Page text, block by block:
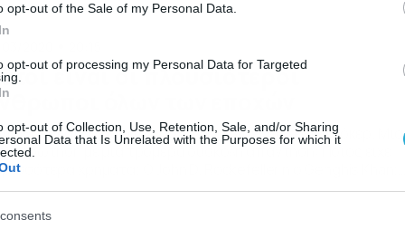
opt-out of the Sale of my Personal Data.
opt-out of processing my Personal Data for Targeted
opt-out of Collection, Use, Retention, Sale, and/or Sharing
Data that Is Unrelated with the Purposes for which it
είναι οι πλουσιότεροι
όλων των εποχών
και σίγουρα δεν έχουν κερδίσει ποτέ το Τζόκερ. Μια
ερώτηση με μια τρομερά δύσκολη απάντηση: Ποιος είχε
χρήματα; Ο John D. Rockefeller ή ο Genghis Khan;
ακαδημαϊκοί και ιστορικοί ξόδεψαν αμέτρητες
ανθρώπους όλων των εποχών. Είναι οι άνθρωποι […]